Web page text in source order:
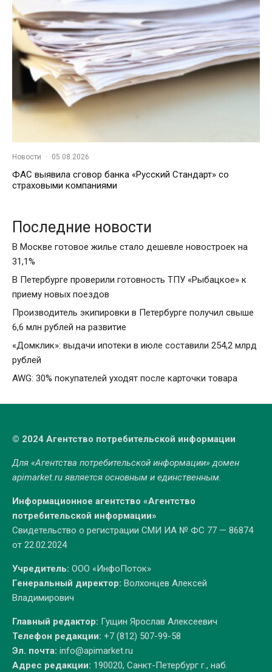
Новости · 05.08.2026
ФАС выявила сговор банка «Русский Стандарт» со
страховыми компаниями
Последние новости
В Москве готовое жилье стало дешевле новостроек на
31,1%
В Петербурге проверили готовность ТПУ «Рыбацкое» к
приему новых поездов
Производитель экипировки в Петербурге получил свыше
6,6 млн рублей на развитие
«Домклик»: выдачи ипотеки в июле составили 254,2 млрд
рублей
AWG: 30% покупателей уходят после карточки товара
© 2024 Агентство потребительской информации
Для «Агентства потребительской информации» домен
apimarket.ruявляется основным и единственным.
Информационное агентство «Агентство
потребительской информации»
Свидетельство о регистрации СМИ ИА № ФС 77 — 86874
от 22.02.2024
Учредитель: ООО «ИнфоПоток»
Генеральный директор: Волхонцев Алексей
Владимирович
Главный редактор: Гущин Ярослав Алексеевич
Телефон редакции: +7 (812) 507-99-58
Эл. почта: info@apimarket.ru
Адрес редакции: 190020, Санкт-Петербург г., наб.